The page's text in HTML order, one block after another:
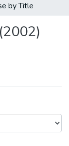
by Title